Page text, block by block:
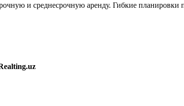
и среднесрочную аренду. Гибкие планировки